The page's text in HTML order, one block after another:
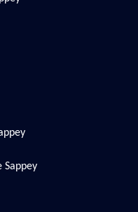
Sappey